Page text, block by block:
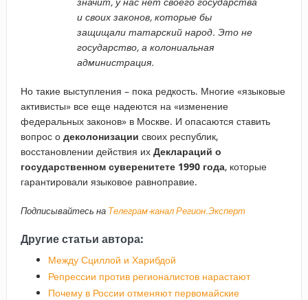
и своих законов, которые бы
защищали татарский народ. Это не
государство, а колониальная
администрация.
Но такие выступления – пока редкость. Многие «языковые
активисты» все еще надеются на «изменение
федеральных законов» в Москве. И опасаются ставить
вопрос о деколонизации своих республик,
восстановлении действия их Деклараций о
государственном суверенитете 1990 года, которые
гарантировали языковое равноправие.
Подписывайтесь на Телеграм-канал Регион.Эксперт
Другие статьи автора:
Между Сциллой и Харибдой
Репрессии против регионалистов нарастают
Почему в России отменяют первомайские